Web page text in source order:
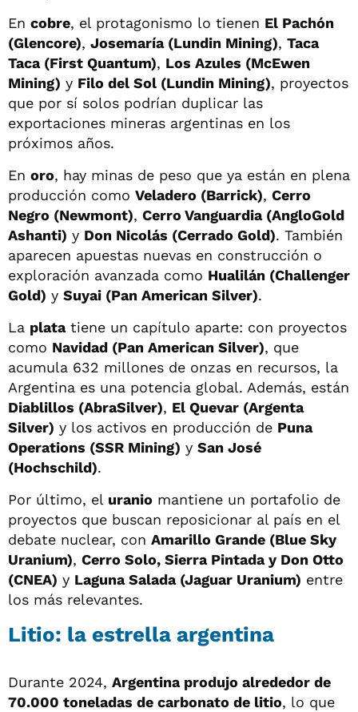
En cobre, el protagonismo lo tienen El Pachón
(Glencore), Josemaría (Lundin Mining), Taca
Taca (First Quantum), Los Azules (McEwen
Mining) y Filo del Sol (Lundin Mining), proyectos
que por sí solos podrían duplicar las
exportaciones mineras argentinas en los
próximos años.
En oro, hay minas de peso que ya están en plena
producción como Veladero (Barrick), Cerro
Negro (Newmont), Cerro Vanguardia (AngloGold
Ashanti) y Don Nicolás (Cerrado Gold). También
aparecen apuestas nuevas en construcción o
exploración avanzada como Hualilán (Challenger
Gold) y Suyai (Pan American Silver).
La platatiene un capítulo aparte: con proyectos
como Navidad (Pan American Silver), que
acumula 632 millones de onzas en recursos, la
Argentina es una potencia global. Además, están
Diablillos (AbraSilver), El Quevar (Argenta
Silver) y los activos en producción de Puna
Operations (SSR Mining) y San José
(Hochschild).
Por último, el uranio mantiene un portafolio de
proyectos que buscan reposicionar al país en el
debate nuclear, con Amarillo Grande (Blue Sky
Uranium), Cerro Solo, Sierra Pintada y Don Otto
(CNEA) y Laguna Salada (Jaguar Uranium) entre
los más relevantes.
Litio: la estrella argentina
Durante 2024, Argentina produjo alrededor de
70.000 toneladas de carbonato de litio, lo que